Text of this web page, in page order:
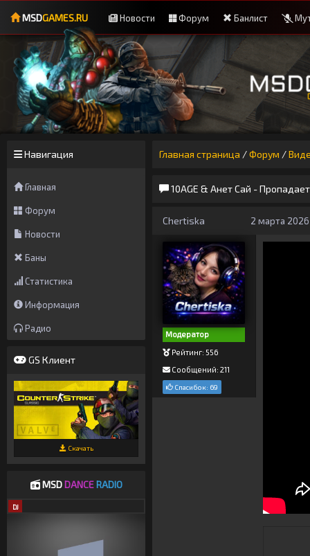
MSDGAMES.RU Новости Форум Банлист
Навигация
Главная
Форум
Новости
Баны
Статистика
Информация
Радио
GS Клиент
Скачать
MSDDANCE RADIO
DJ
Главная страница /Форум /
10AGE & Анет Сай -
Chertiska 2 марта 2026
Модератор
Рейтинг: 556
Сообщений: 211
Спасибок: 69